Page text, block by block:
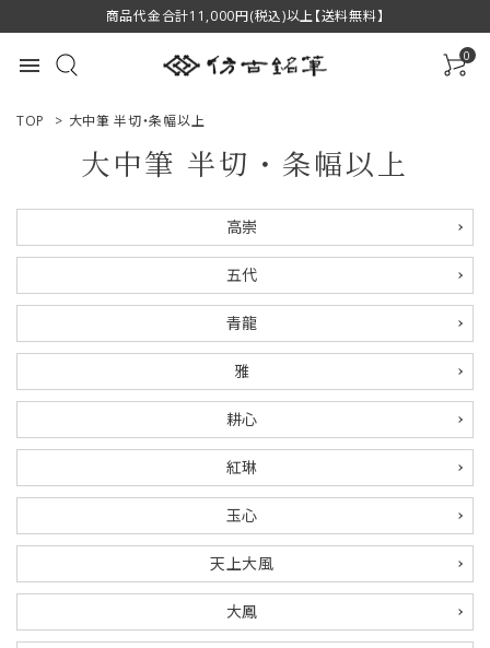
商品代金合計11,000円(税込)以上【送料無料】
menu 0
ACCOUNT MENU
ログイン 新規会員登録
商品一覧
プライバシーポリシー
特定商取引法について
TOP > 大中筆 半切・条幅以上
大中筆 半切・条幅以上
高崇
五代
青龍
雅
耕心
紅琳
玉心
天上大風
大鳳